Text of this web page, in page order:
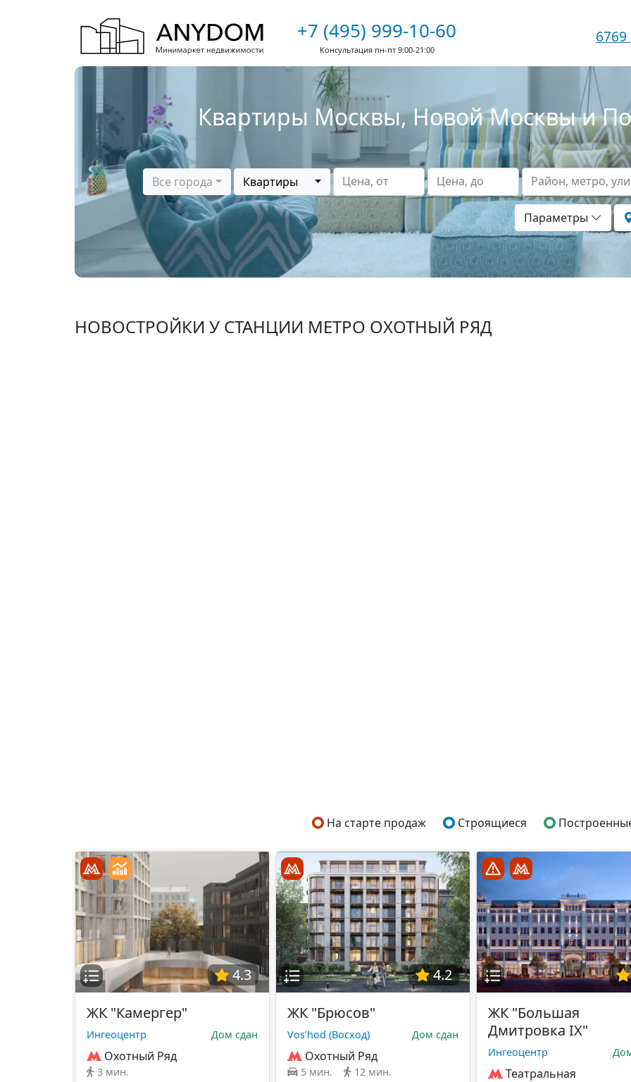
+7 (495) 999-10-60
Консультация пн-пт 9:00-21:00
6769
Квартиры Москвы, Новой Москвы и
Все города Квартиры Цена, от Цена, до Район, метро,
Параметры
НОВОСТРОЙКИ У СТАНЦИИ МЕТРО ОХОТНЫЙ РЯД
На старте продаж Строящиеся
4.3
ЖК "Камергер"
Ингеоцентр Дом сдан
Охотный Ряд
3 мин.
4.2
ЖК "Брюсов"
Vos’hod (Восход) Дом сдан
Охотный Ряд
5 мин. 12 мин.
ЖК "Большая
Дмитровка IX"
Ингеоцентр
Театральная